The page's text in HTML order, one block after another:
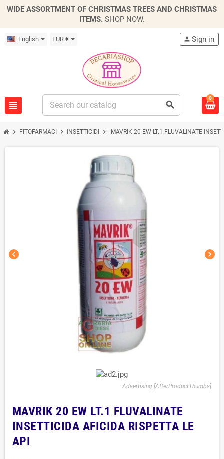
WIDE ASSORTMENT OF CHRISTMAS TREES AND CHRISTMAS
ITEMS. SHOP NOW.
English EUR €
view_headline search
person Sign in
0
chevron_right FITOFARMACI chevron_right INSETTICIDI chevron_right MAVRIK 20 EW LT.1 FLUVALINATE
chevron_left chevron_right
Advertising [AfterProductThumbs]
MAVRIK 20 EW LT.1 FLUVALINATE
INSETTICIDA AFICIDA RISPETTA LE
API